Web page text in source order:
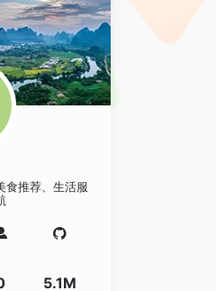
食推荐、生活服
5.1M